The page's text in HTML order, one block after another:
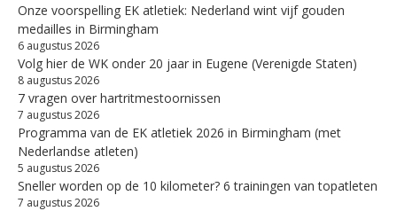
Onze voorspelling EK atletiek: Nederland wint vijf gouden
medailles in Birmingham
6 augustus 2026
Volg hier de WK onder 20 jaar in Eugene (Verenigde Staten)
8 augustus 2026
7 vragen over hartritmestoornissen
7 augustus 2026
Programma van de EK atletiek 2026 in Birmingham (met
Nederlandse atleten)
5 augustus 2026
Sneller worden op de 10 kilometer? 6 trainingen van topatleten
7 augustus 2026